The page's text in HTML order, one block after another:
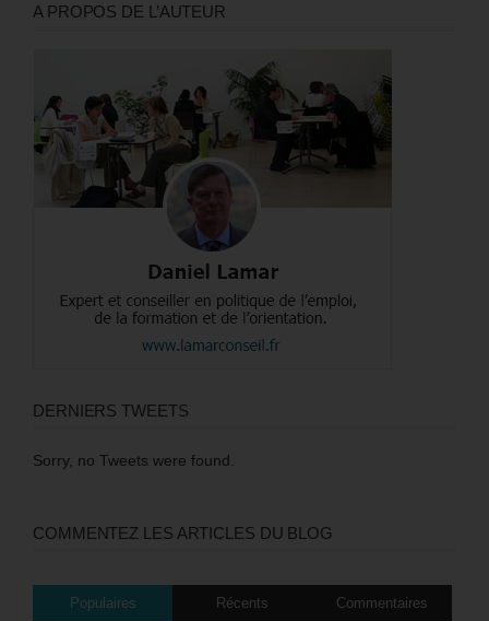
A PROPOS DE L’AUTEUR
DERNIERS TWEETS
Sorry, no Tweets were found.
COMMENTEZ LES ARTICLES DU BLOG
Populaires Récents Commentaires